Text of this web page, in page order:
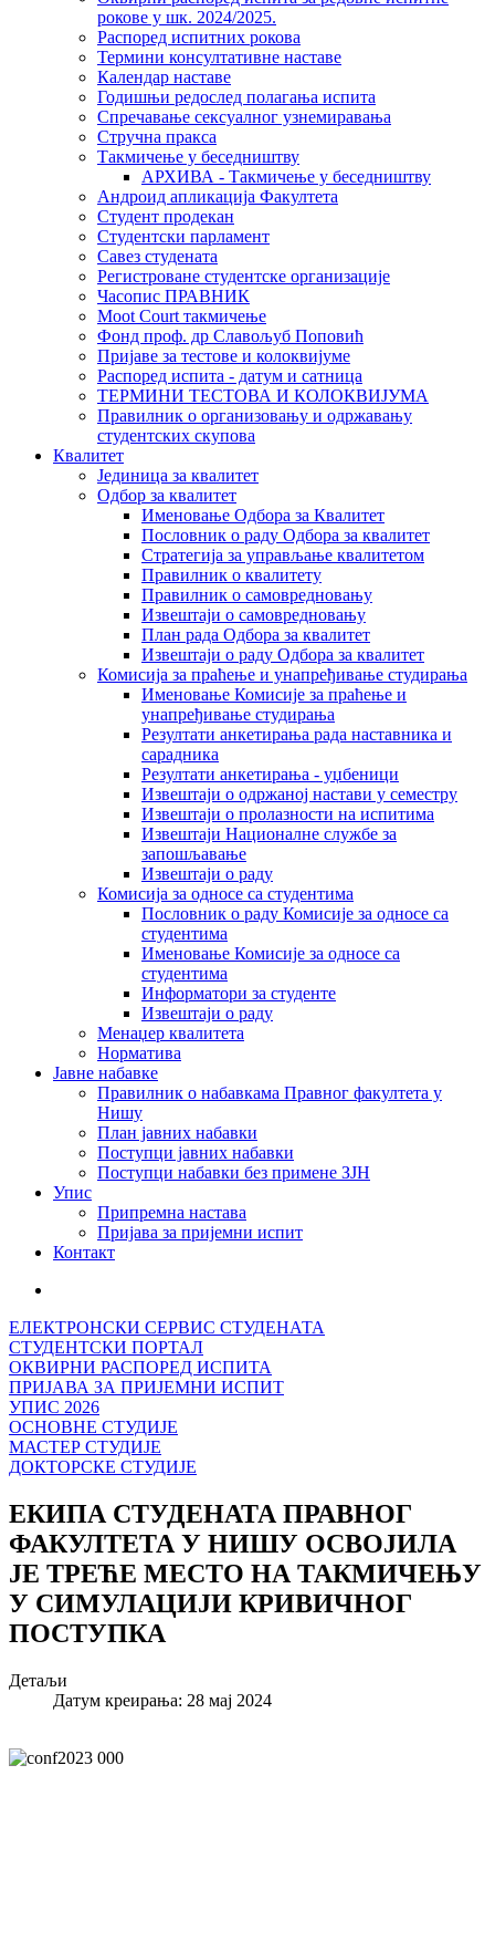
рокове у шк. 2024/2025.
Распоред испитних рокова
Термини консултативне наставе
Календар наставе
Годишњи редослед полагања испита
Спречавање сексуалног узнемиравања
Стручна пракса
Такмичење у беседништву
АРХИВА - Такмичење у беседништву
Андроид апликација Факултета
Студент продекан
Студентски парламент
Савез студената
Регистроване студентске организације
Часопис ПРАВНИК
Moot Court такмичење
Фонд проф. др Славољуб Поповић
Пријаве за тестове и колоквијуме
Распоред испита - датум и сатница
ТЕРМИНИ ТЕСТОВА И КОЛОКВИЈУМА
Правилник о организовању и одржавању
студентских скупова
Квалитет
Јединица за квалитет
Одбор за квалитет
Именовање Одбора за Квалитет
Пословник о раду Одбора за квалитет
Стратегија за управљање квалитетом
Правилник о квалитету
Правилник о самовредновању
Извештаји о самовредновању
План рада Одбора за квалитет
Извештаји о раду Одбора за квалитет
Комисија за праћење и унапређивање студирања
Именовање Комисије за праћење и
унапређивање студирања
Резултати анкетирања рада наставника и
сарадника
Резултати анкетирања - уџбеници
Извештаји о одржаној настави у семестру
Извештаји о пролазности на испитима
Извештаји Националне службе за
запошљавање
Извештаји о раду
Комисија за односе са студентима
Пословник о раду Комисије за односе са
студентима
Именовање Комисије за односе са
студентима
Информатори за студенте
Извештаји о раду
Менаџер квалитета
Норматива
Јавне набавке
Правилник о набавкама Правног факултета у
Нишу
План јавних набавки
Поступци јавних набавки
Поступци набавки без примене ЗЈН
Упис
Припремна настава
Пријава за пријемни испит
Контакт
ЕЛЕКТРОНСКИ СЕРВИС СТУДЕНАТА
СТУДЕНТСКИ ПОРТАЛ
ОКВИРНИ РАСПОРЕД ИСПИТА
ПРИЈАВА ЗА ПРИЈЕМНИ ИСПИТ
УПИС 2026
ОСНОВНЕ СТУДИЈЕ
МАСТЕР СТУДИЈЕ
ДОКТОРСКЕ СТУДИЈЕ
ЕКИПА СТУДЕНАТА ПРАВНОГ
ФАКУЛТЕТА У НИШУ ОСВОЈИЛА
ЈЕ ТРЕЋЕ МЕСТО НА ТАКМИЧЕЊУ
У СИМУЛАЦИЈИ КРИВИЧНОГ
ПОСТУПКА
Детаљи
Датум креирања: 28 мај 2024